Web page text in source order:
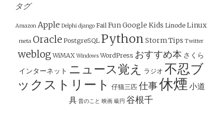
タグ
Amazon Apple Delphi django Fail FunGoogle Kids Linode Linux
meta Oracle PostgreSQL Python StormTips Twitter
weblog WiMAX Windows WordPress おすすめ本 さくら
インターネット ニュース覚え ラジオ 不忍ブ
ックストリート
仔猫三匹 仕事休煙 小道
具 昔のこと 映画 級円 谷根千